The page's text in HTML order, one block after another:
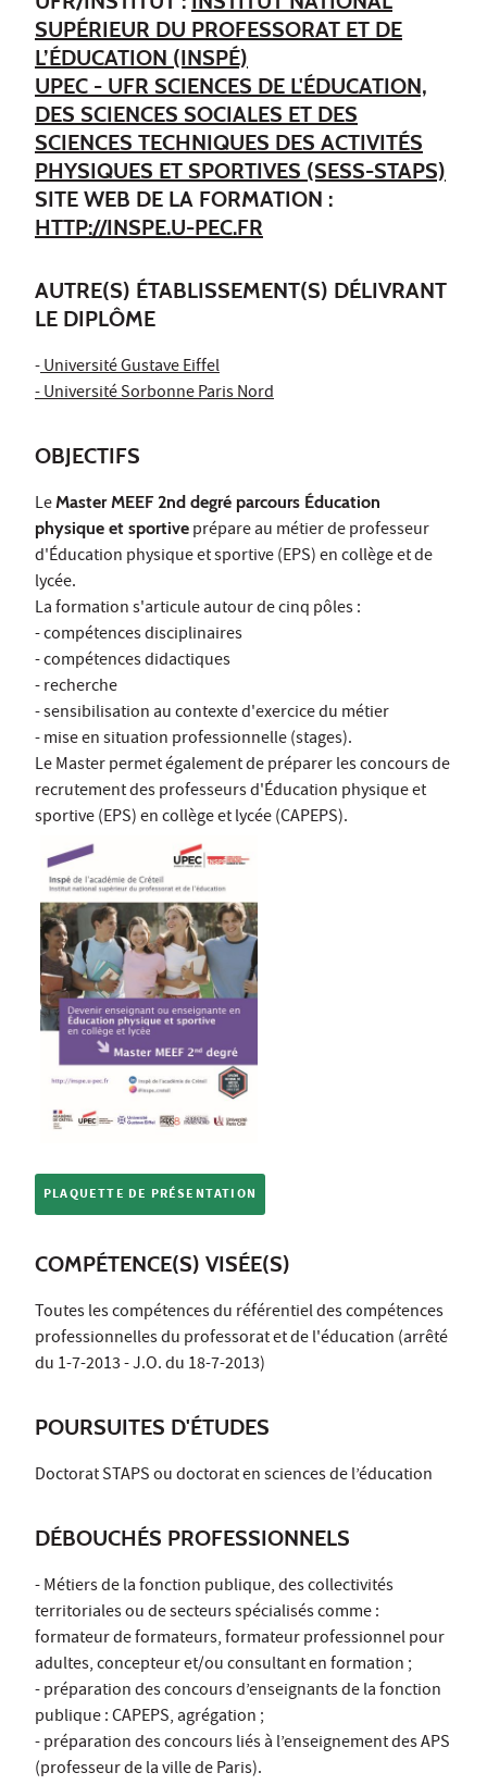
SUPÉRIEUR DU PROFESSORAT ET DE
L’ÉDUCATION (INSPÉ)
UPEC - UFR SCIENCES DE L'ÉDUCATION,
DES SCIENCES SOCIALES ET DES
SCIENCES TECHNIQUES DES ACTIVITÉS
PHYSIQUES ET SPORTIVES (SESS-STAPS)
SITE WEB DE LA FORMATION :
HTTP://INSPE.U-PEC.FR
AUTRE(S) ÉTABLISSEMENT(S) DÉLIVRANT
LE DIPLÔME
-Université Gustave Eiffel
- Université Sorbonne Paris Nord
OBJECTIFS
LeMaster MEEF 2nd degré parcours Éducation
physique et sportive prépare au métier de professeur
d'Éducation physique et sportive (EPS) en collège et de
lycée.
La formation s'articule autour de cinq pôles :
- compétences disciplinaires
- compétences didactiques
- recherche
- sensibilisation au contexte d'exercice du métier
- mise en situation professionnelle (stages).
Le Master permet également de préparer les concours de
recrutement des professeurs d'Éducation physique et
sportive (EPS) en collège et lycée (CAPEPS).
PLAQUETTE DE PRÉSENTATION
COMPÉTENCE(S) VISÉE(S)
Toutes les compétences du référentiel des compétences
professionnelles du professorat et de l'éducation (arrêté
du 1-7-2013 - J.O. du 18-7-2013)
POURSUITES D'ÉTUDES
Doctorat STAPS ou doctorat en sciences de l’éducation
DÉBOUCHÉS PROFESSIONNELS
- Métiers de la fonction publique, des collectivités
territoriales ou de secteurs spécialisés comme :
formateur de formateurs, formateur professionnel pour
adultes, concepteur et/ou consultant en formation ;
- préparation des concours d’enseignants de la fonction
publique : CAPEPS, agrégation ;
- préparation des concours liés à l’enseignement des APS
(professeur de la ville de Paris).